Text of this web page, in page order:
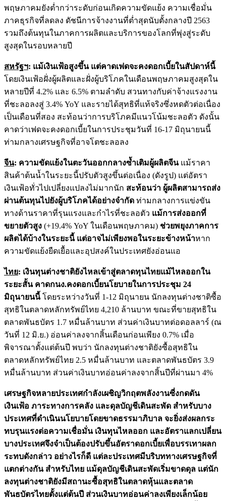
พฤษภาคมยังต่ำกว่าระดับก่อนเกิดความขัดแย้ง ความเชื่อมั่น
ภาคธุรกิจที่ลดลง ดัชนีการจ้างงานที่ต่ำสุดนับตั้งกลางปี 2563
รวมถึงต้นทุนในภาคการผลิตและบริการของโลกที่พุ่งสู่ระดับ
สูงสุดในรอบหลายปี
สหรัฐฯ: แม้เงินเฟ้อสูงขึ้น แต่คาดเฟดจะคงดอกเบี้ยในสัปดาห์นี้
โดยเงินเฟ้อฝั่งผู้ผลิตและฝั่งผู้บริโภคในเดือนพฤษภาคมสูงสุดใน
หลายปีที่ 4.2% และ 6.5% ตามลำดับ สวนทางกับค่าจ้างแรงงาน
ที่ชะลอลงสู่ 3.4% YoY และรายได้สุทธิที่แท้จริงซึ่งหดตัวต่อเนื่อง
เป็นเดือนที่สอง สะท้อนว่าการบริโภคมีแนวโน้มชะลอตัว ดังนั้น
คาดว่าเฟดจะคงดอกเบี้ยในการประชุมวันที่ 16-17 มิถุนายนนี้
ท่ามกลางเศรษฐกิจที่อาจโตชะลอลง
จีน: ความขัดแย้งในตะวันออกกลางซ้ำเติมผู้ผลิตจีน แม้ราคา
สินค้าต้นน้ำในระยะนี้ปรับตัวสูงขึ้นต่อเนื่อง (ดังรูป) แต่อัตรา
เงินเฟ้อทั่วไปเปลี่ยงแปลงไม่มากนัก สะท้อนว่า ผู้ผลิตสามารถส่ง
ผ่านต้นทุนไปยังผู้บริโภคได้อย่างจำกัด ท่ามกลางการแข่งขัน
ทางด้านราคาที่รุนแรงและกำไรที่ชะลอตัว แม้การส่งออกที่
ขยายตัวสูง (+19.4% YoY ในเดือนพฤษภาคม) ช่วยพยุงภาคการ
ผลิตได้บ้างในระยะนี้ แต่อาจไม่เพียงพอในระยะข้างหน้าหาก
ความขัดแย้งยืดเยื้อและอุปสงค์ในประเทศยังอ่อนแอ
ไทย: เงินทุนต่างชาติยังไหลเข้าสู่ตลาดทุนไทยแม้ไหลออกใน
ระยะสั้น คาดกนง.คงดอกเบี้ยนโยบายในการประชุม 24
มิถุนายนนี้โดยระหว่างวันที่ 1-12 มิถุนายน นักลงทุนต่างชาติซื้อ
สุทธิในตลาดหลักทรัพย์ไทย 4,210 ล้านบาท ขณะที่ขายสุทธิใน
ตลาดพันธบัตร 1.7 หมื่นล้านบาท ส่วนค่าเงินบาทต่อดอลลาร์ (ณ
วันที่ 12 มิ.ย.) อ่อนค่าลงจากสิ้นเดือนก่อนเพียง 0.7% เมื่อ
พิจารณาตั้งแต่ต้นปี พบว่า นักลงทุนต่างชาติยังซื้อสุทธิใน
ตลาดหลักทรัพย์ไทย 2.5 หมื่นล้านบาท และตลาดพันธบัตร 3.9
หมื่นล้านบาท ส่วนค่าเงินบาทอ่อนค่าลงจากสิ้นปีที่ผ่านมา 4%
เศรษฐกิจหลายประเทศกำลังเผชิญวิกฤตพลังงานซี่งกดดัน
เงินเฟ้อ ภาระทางการคลัง และดุลบัญชีเดินสะพัด สำหรับบาง
ประเทศที่ดำเนินนโยบายโดยขาดธรรมาภิบาล จะยิ่งส่งผลกระ
ทบรุนแรงต่อความเชื่อมั่น เงินทุนไหลออก และอัตราแลกเปลี่ยน
บางประเทศจึงจำเป็นต้องปรับขึ้นอัตราดอกเบี้ยเพื่อบรรเทาผลก
ระทบดังกล่าว อย่างไรก็ดี แต่ละประเทศมีบริบททางเศรษฐกิจที่
แตกต่างกัน สำหรับไทย แม้ดุลบัญชีเดินสะพัดเริ่มขาดดุล แต่นัก
ลงทุนต่างชาติยังมีสถานะซื้อสุทธิในตลาดหุ้นและตลาด
พันธบัตรไทยตั้งแต่ต้นปี ส่วนเงินบาทอ่อนค่าลงเพียงเล็กน้อย